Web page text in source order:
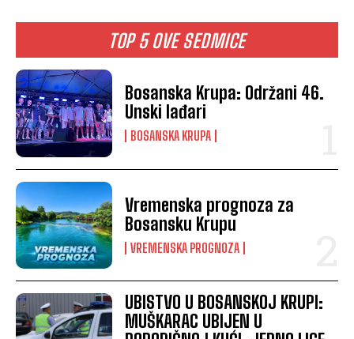
TOP 5 OVE SEDMICE
Bosanska Krupa: Održani 46.
Unski lađari
BOSANSKA KRUPA
Vremenska prognoza za
Bosansku Krupu
VREMENSKA PROGNOZA
UBISTVO U BOSANSKOJ KRUPI:
MUŠKARAC UBIJEN U